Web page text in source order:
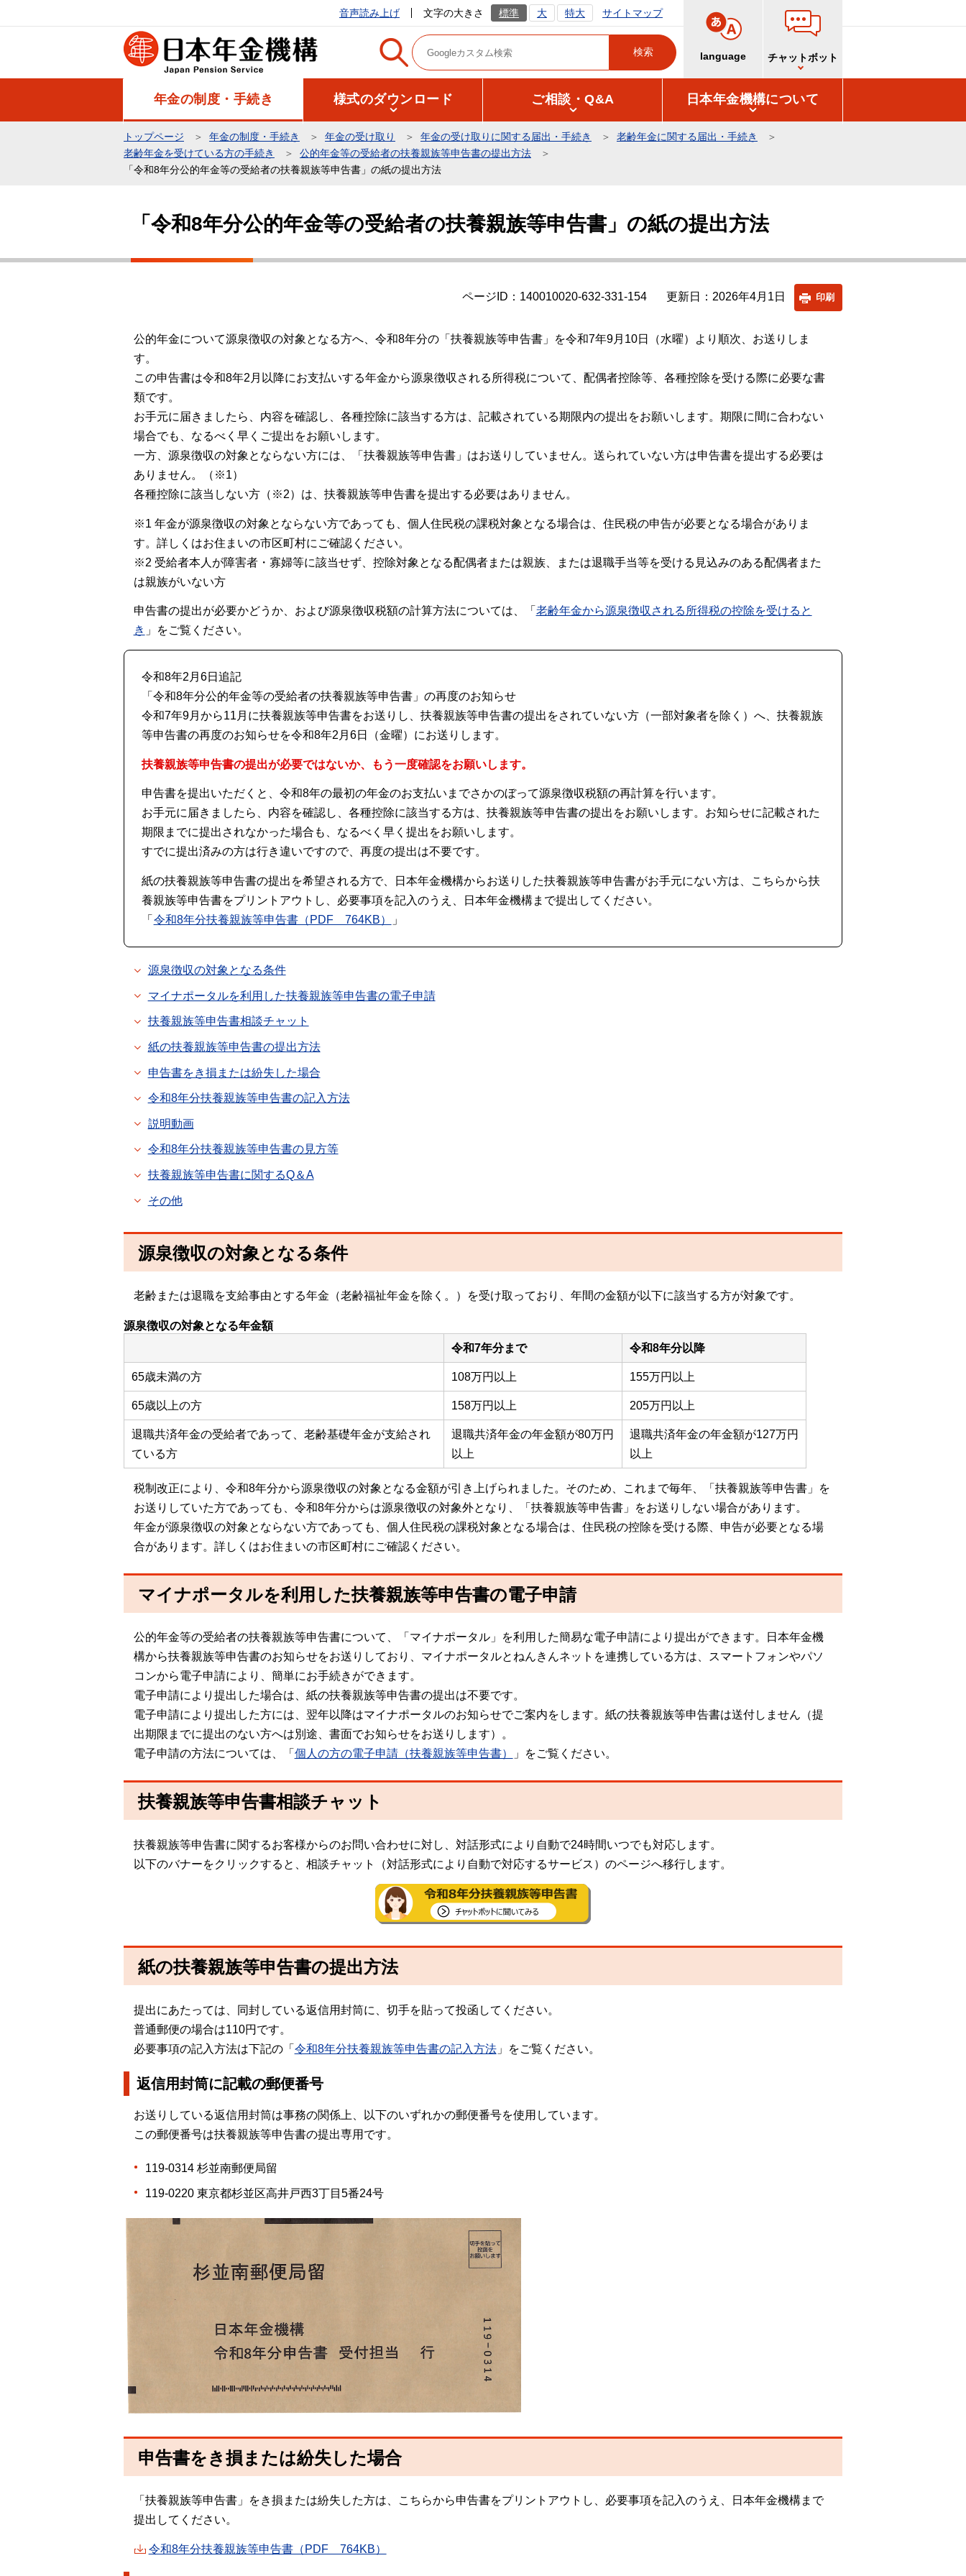
の
音声読み上げ 文字の大きさ 標準 大 特大 サイトマップ
language チャットボット
年金の制度・手続き 様式のダウンロード ご相談・Q&A 日本年金機構について
トップページ 年金の制度・手続き 年金の受け取り 年金の受け取りに関する届出・手続き
老齢年金に関する届出・手続き
老齢年金を受けている方の手続き
公的年金等の受給者の扶養親族等申告書の提出方法
「令和8年分公的年金等の受給者の扶養親族等申告書」の紙の提出方法
「令和8年分公的年金等の受給者の扶養親族等申告書」の紙の提出方法
ページID：140010020-632-331-154 更新日：2026年4月1日 印刷
公的年金について源泉徴収の対象となる方へ、令和8年分の「扶養親族等申告書」を令和7年9月10日（水曜）より順次、お送りしま
す。
この申告書は令和8年2月以降にお支払いする年金から源泉徴収される所得税について、配偶者控除等、各種控除を受ける際に必要な書
類です。
お手元に届きましたら、内容を確認し、各種控除に該当する方は、記載されている期限内の提出をお願いします。期限に間に合わない
場合でも、なるべく早くご提出をお願いします。
一方、源泉徴収の対象とならない方には、「扶養親族等申告書」はお送りしていません。送られていない方は申告書を提出する必要は
ありません。（※1）
各種控除に該当しない方（※2）は、扶養親族等申告書を提出する必要はありません。
※1 年金が源泉徴収の対象とならない方であっても、個人住民税の課税対象となる場合は、住民税の申告が必要となる場合がありま
す。詳しくはお住まいの市区町村にご確認ください。
※2 受給者本人が障害者・寡婦等に該当せず、控除対象となる配偶者または親族、または退職手当等を受ける見込みのある配偶者また
は親族がいない方
申告書の提出が必要かどうか、および源泉徴収税額の計算方法については、「 老齢年金から源泉徴収される所得税の控除を受けると
き 」をご覧ください。
令和8年2月6日追記
「令和8年分公的年金等の受給者の扶養親族等申告書」の再度のお知らせ
令和7年9月から11月に扶養親族等申告書をお送りし、扶養親族等申告書の提出をされていない方（一部対象者を除く）へ、扶養親族
等申告書の再度のお知らせを令和8年2月6日（金曜）にお送りします。
扶養親族等申告書の提出が必要ではないか、もう一度確認をお願いします。
申告書を提出いただくと、令和8年の最初の年金のお支払いまでさかのぼって源泉徴収税額の再計算を行います。
お手元に届きましたら、内容を確認し、各種控除に該当する方は、扶養親族等申告書の提出をお願いします。お知らせに記載された
期限までに提出されなかった場合も、なるべく早く提出をお願いします。
すでに提出済みの方は行き違いですので、再度の提出は不要です。
紙の扶養親族等申告書の提出を希望される方で、日本年金機構からお送りした扶養親族等申告書がお手元にない方は、こちらから扶
養親族等申告書をプリントアウトし、必要事項を記入のうえ、日本年金機構まで提出してください。
「 令和8年分扶養親族等申告書（PDF 764KB） 」
源泉徴収の対象となる条件
マイナポータルを利用した扶養親族等申告書の電子申請
扶養親族等申告書相談チャット
紙の扶養親族等申告書の提出方法
申告書をき損または紛失した場合
令和8年分扶養親族等申告書の記入方法
説明動画
令和8年分扶養親族等申告書の見方等
扶養親族等申告書に関するQ＆A
その他
源泉徴収の対象となる条件
老齢または退職を支給事由とする年金（老齢福祉年金を除く。）を受け取っており、年間の金額が以下に該当する方が対象です。
源泉徴収の対象となる年金額
令和7年分まで
令和8年分以降
65歳未満の方 108万円以上 155万円以上
65歳以上の方 158万円以上 205万円以上
退職共済年金の受給者であって、老齢基礎年金が支給され
ている方
退職共済年金の年金額が80万円
以上
退職共済年金の年金額が127万円
以上
税制改正により、令和8年分から源泉徴収の対象となる金額が引き上げられました。そのため、これまで毎年、「扶養親族等申告書」を
お送りしていた方であっても、令和8年分からは源泉徴収の対象外となり、「扶養親族等申告書」をお送りしない場合があります。
年金が源泉徴収の対象とならない方であっても、個人住民税の課税対象となる場合は、住民税の控除を受ける際、申告が必要となる場
合があります。詳しくはお住まいの市区町村にご確認ください。
マイナポータルを利用した扶養親族等申告書の電子申請
公的年金等の受給者の扶養親族等申告書について、「マイナポータル」を利用した簡易な電子申請により提出ができます。日本年金機
構から扶養親族等申告書のお知らせをお送りしており、マイナポータルとねんきんネットを連携している方は、スマートフォンやパソ
コンから電子申請により、簡単にお手続きができます。
電子申請により提出した場合は、紙の扶養親族等申告書の提出は不要です。
電子申請により提出した方には、翌年以降はマイナポータルのお知らせでご案内をします。紙の扶養親族等申告書は送付しません（提
出期限までに提出のない方へは別途、書面でお知らせをお送りします）。
電子申請の方法については、「 個人の方の電子申請（扶養親族等申告書） 」をご覧ください。
扶養親族等申告書相談チャット
扶養親族等申告書に関するお客様からのお問い合わせに対し、対話形式により自動で24時間いつでも対応します。
以下のバナーをクリックすると、相談チャット（対話形式により自動で対応するサービス）のページへ移行します。
紙の扶養親族等申告書の提出方法
提出にあたっては、同封している返信用封筒に、切手を貼って投函してください。
普通郵便の場合は110円です。
必要事項の記入方法は下記の「 令和8年分扶養親族等申告書の記入方法」をご覧ください。
返信用封筒に記載の郵便番号
お送りしている返信用封筒は事務の関係上、以下のいずれかの郵便番号を使用しています。
この郵便番号は扶養親族等申告書の提出専用です。
119-0314 杉並南郵便局留
119-0220 東京都杉並区高井戸西3丁目5番24号
申告書をき損または紛失した場合
「扶養親族等申告書」をき損または紛失した方は、こちらから申告書をプリントアウトし、必要事項を記入のうえ、日本年金機構まで
提出してください。
令和8年分扶養親族等申告書（PDF 764KB）